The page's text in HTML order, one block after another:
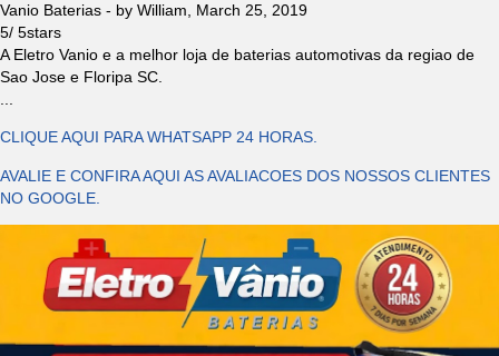
Vanio Baterias - by William
March 25, 2019
5/ 5stars
A Eletro Vanio e a melhor loja de baterias automotivas da regiao de
Sao Jose e Floripa SC.
CLIQUE AQUI PARA WHATSAPP 24 HORAS.
AVALIE E CONFIRA AQUI AS AVALIACOES DOS NOSSOS CLIENTES
NO GOOGLE.